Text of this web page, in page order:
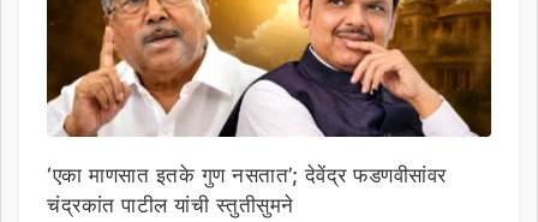
‘एका माणसात इतके गुण नसतात’; देवेंद्र फडणवीसांवर
चंद्रकांत पाटील यांची स्तुतीसुमने